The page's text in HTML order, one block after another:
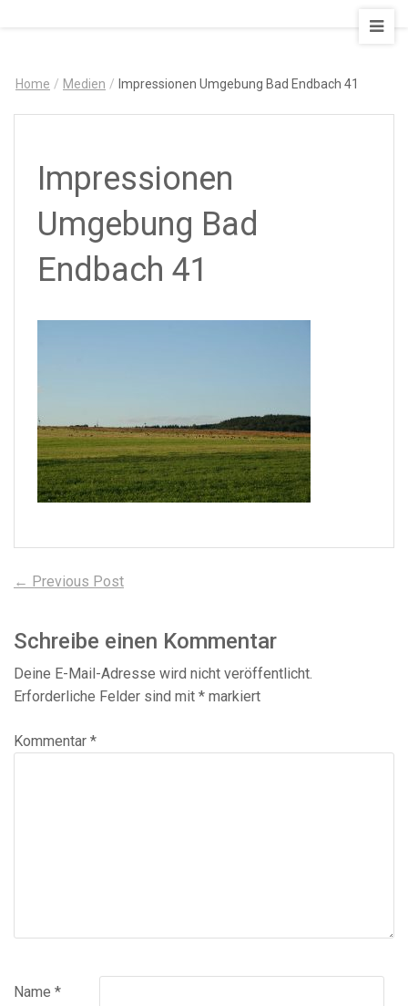
Art
&
Design
Home / Medien / Impressionen Umgebung Bad Endbach 41
Impressionen
Umgebung Bad
Endbach 41
Beitragsnavigation
← Previous PostPrevious
Schreibe einen Kommentar
Deine E-Mail-Adresse wird nicht veröffentlicht.
Erforderliche Felder sind mit * markiert
Kommentar *
Name *